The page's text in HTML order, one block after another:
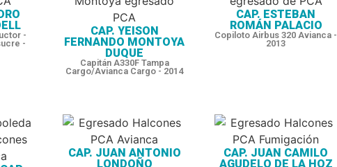
-
-
CAP. YEISON
FERNANDO MONTOYA
DUQUE
Capitán A330F Tampa
Cargo/Avianca Cargo - 2014
CAP. ESTEBAN
ROMÁN PALACIO
Copiloto Airbus 320 Avianca -
2013
CAP. JUAN ANTONIO
LONDOÑO
CAP. JUAN CAMILO
AGUDELO DE LA HOZ